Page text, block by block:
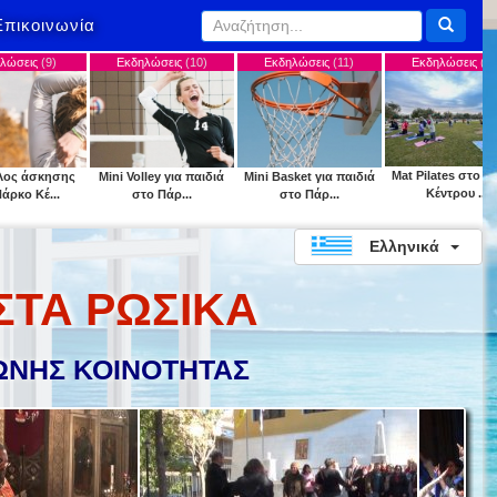
Εκδηλώσεις
Volley για παιδιά
στο Πάρ...
Εκδηλώσεις
Mini Basket για παιδιά
στο Πάρ...
Εκδηλώσεις
Mat Pilates στο Πάρκο
Κέντρου ...
"Park your
Ελληνικά
ΡΩΣΙΚΑ
ΚΟΙΝΟΤΗΤΑΣ